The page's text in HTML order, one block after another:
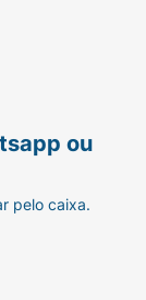
ou
pelo caixa.